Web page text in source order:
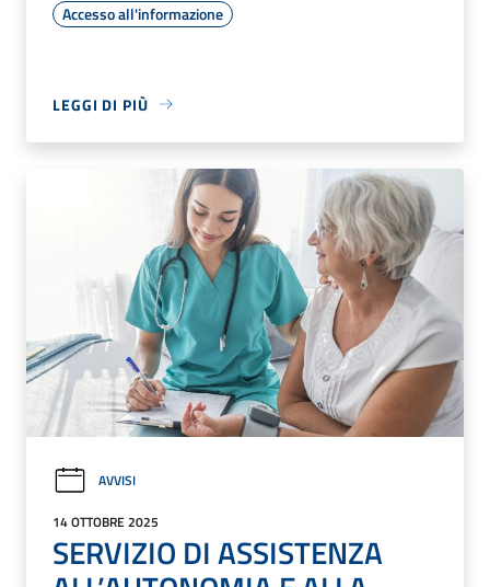
Accesso all'informazione
LEGGI DI PIÙ
AVVISI
14 OTTOBRE 2025
SERVIZIO DI ASSISTENZA